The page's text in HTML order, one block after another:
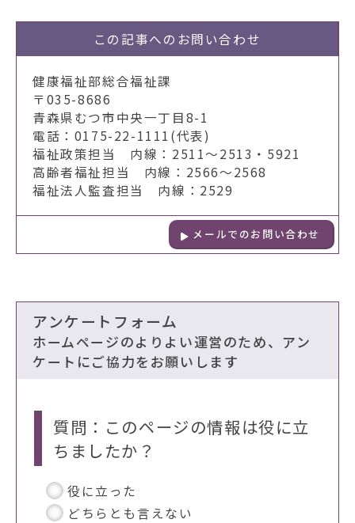
この記事への お問い合わせ
健康福祉部総合福祉課
〒035-8686
青森県むつ市中央一丁目8-1
電話：0175-22-1111(代表)
福祉政策担当 内線：2511～2513・5921
高齢者福祉担当 内線：2566～2568
福祉法人監査担当 内線：2529
メールでのお問い合わせ
アンケートフォーム
ホームページのよりよい運営のため、アン
ケートにご協力をお願いします
質問：このページの情報は役に立
ちましたか？
役に立った
どちらとも言えない